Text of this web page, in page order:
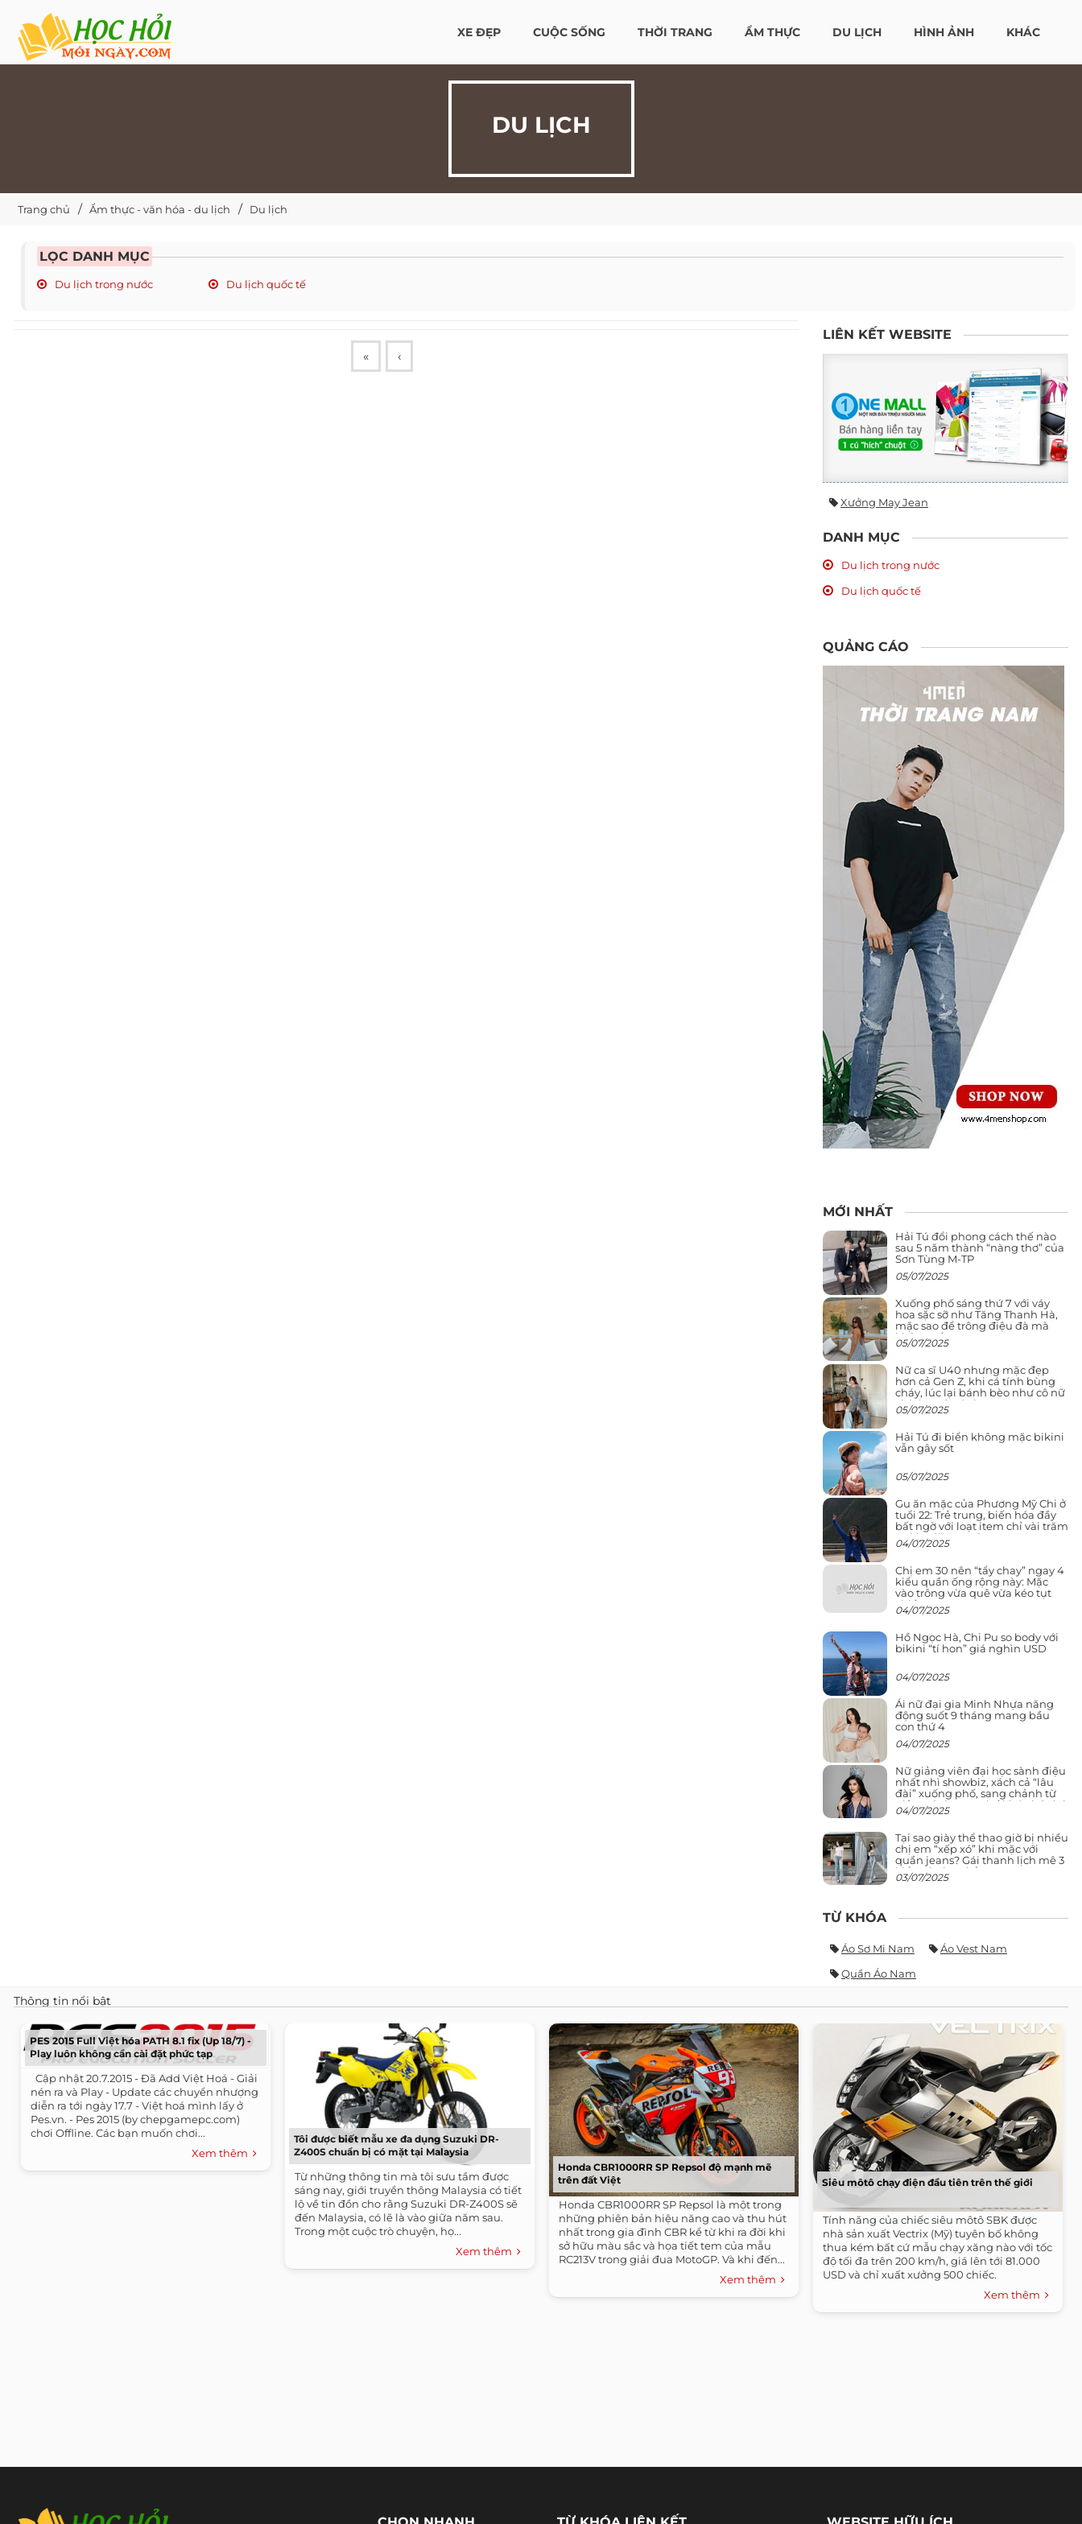
XE ĐẸP CUỘC SỐNG THỜI TRANG ẨM THỰC DU LỊCH HÌNH ẢNH KHÁC
DU LỊCH
Trang chủ Ẩm thực - văn hóa - du lịch Du lịch
LỌC DANH MỤC
Du lịch trong nước Du lịch quốc tế
« ‹
LIÊN KẾT WEBSITE
Xưởng May Jean
DANH MỤC
Du lịch trong nước
Du lịch quốc tế
QUẢNG CÁO
MỚI NHẤT
Hải Tú đổi phong cách thế nào
sau 5 năm thành “nàng thơ” của
Sơn Tùng M-TP
05/07/2025
Xuống phố sáng thứ 7 với váy
hoa sặc sỡ như Tăng Thanh Hà,
mặc sao để trông điệu đà mà
không sến
05/07/2025
Nữ ca sĩ U40 nhưng mặc đẹp
hơn cả Gen Z, khi cá tính bùng
cháy, lúc lại bánh bèo như cô nữ
chính ngôn tình
05/07/2025
Hải Tú đi biển không mặc bikini
vẫn gây sốt
05/07/2025
Gu ăn mặc của Phương Mỹ Chi ở
tuổi 22: Trẻ trung, biến hóa đầy
bất ngờ với loạt item chỉ vài trăm
nghìn đã mua được
04/07/2025
Chị em 30 nên “tẩy chay” ngay 4
kiểu quần ống rộng này: Mặc
vào trông vừa quê vừa kéo tụt
chiều cao
04/07/2025
Hồ Ngọc Hà, Chi Pu so body với
bikini “tí hon” giá nghìn USD
04/07/2025
Ái nữ đại gia Minh Nhựa năng
động suốt 9 tháng mang bầu
con thứ 4
04/07/2025
Nữ giảng viên đại học sành điệu
nhất nhì showbiz, xách cả “lâu
đài” xuống phố, sang chảnh từ
giảng đường ra phố khó ai đọ lại
04/07/2025
Tại sao giày thể thao giờ bị nhiều
chị em “xếp xó” khi mặc với
quần jeans? Gái thanh lịch mê 3
kiểu này hơn hẳn
03/07/2025
TỪ KHÓA
Áo Sơ Mi Nam
Áo Vest Nam
Quần Áo Nam
Thông tin nổi bật
PES 2015 Full Việt hóa PATH 8.1 fix (Up 18/7) -
Play luôn không cần cài đặt phức tạp
​ ​ Cập nhật 20.7.2015 - Đã Add Việt Hoá - Giải
nén ra và Play - Update các chuyển nhượng
diễn ra tới ngày 17.7 - Việt hoá mình lấy ở
Pes.vn. - Pes 2015 (by chepgamepc.com)
chơi Offline. Các bạn muốn chơi...
Xem thêm
Tôi được biết mẫu xe đa dụng Suzuki DR-
Z400S chuẩn bị có mặt tại Malaysia
Từ những thông tin mà tôi sưu tầm được
sáng nay, giới truyền thông Malaysia có tiết
lộ về tin đồn cho rằng Suzuki DR-Z400S sẽ
đến Malaysia, có lẽ là vào giữa năm sau.
Trong một cuộc trò chuyện, họ...
Xem thêm
Honda CBR1000RR SP Repsol độ mạnh mẽ
trên đất Việt
Honda CBR1000RR SP Repsol là một trong
những phiên bản hiệu năng cao và thu hút
nhất trong gia đình CBR kể từ khi ra đời khi
sở hữu màu sắc và họa tiết tem của mẫu
RC213V trong giải đua MotoGP. Và khi đến...
Xem thêm
Siêu môtô chạy điện đầu tiên trên thế giới
Tính năng của chiếc siêu môtô SBK được
nhà sản xuất Vectrix (Mỹ) tuyên bố không
thua kém bất cứ mẫu chạy xăng nào với tốc
độ tối đa trên 200 km/h, giá lên tới 81.000
USD và chỉ xuất xưởng 500 chiếc.
Xem thêm